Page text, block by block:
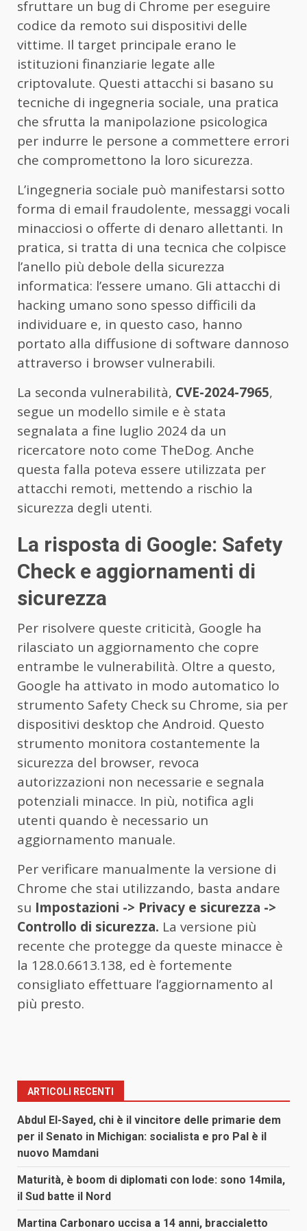
sfruttare un bug di Chrome per eseguire
codice da remoto sui dispositivi delle
vittime. Il target principale erano le
istituzioni finanziarie legate alle
criptovalute. Questi attacchi si basano su
tecniche di ingegneria sociale, una pratica
che sfrutta la manipolazione psicologica
per indurre le persone a commettere errori
che compromettono la loro sicurezza.
L’ingegneria sociale può manifestarsi sotto
forma di email fraudolente, messaggi vocali
minacciosi o offerte di denaro allettanti. In
pratica, si tratta di una tecnica che colpisce
l’anello più debole della sicurezza
informatica: l’essere umano. Gli attacchi di
hacking umano sono spesso difficili da
individuare e, in questo caso, hanno
portato alla diffusione di software dannoso
attraverso i browser vulnerabili.
La seconda vulnerabilità, CVE-2024-7965,
segue un modello simile e è stata
segnalata a fine luglio 2024 da un
ricercatore noto come TheDog. Anche
questa falla poteva essere utilizzata per
attacchi remoti, mettendo a rischio la
sicurezza degli utenti.
La risposta di Google: Safety
Check e aggiornamenti di
sicurezza
Per risolvere queste criticità, Google ha
rilasciato un aggiornamento che copre
entrambe le vulnerabilità. Oltre a questo,
Google ha attivato in modo automatico lo
strumento Safety Check su Chrome, sia per
dispositivi desktop che Android. Questo
strumento monitora costantemente la
sicurezza del browser, revoca
autorizzazioni non necessarie e segnala
potenziali minacce. In più, notifica agli
utenti quando è necessario un
aggiornamento manuale.
Per verificare manualmente la versione di
Chrome che stai utilizzando, basta andare
su Impostazioni -> Privacy e sicurezza ->
Controllo di sicurezza. La versione più
recente che protegge da queste minacce è
la 128.0.6613.138, ed è fortemente
consigliato effettuare l’aggiornamento al
più presto.
ARTICOLI RECENTI
Abdul El-Sayed, chi è il vincitore delle primarie dem
per il Senato in Michigan: socialista e pro Pal è il
nuovo Mamdani
Maturità, è boom di diplomati con lode: sono 14mila,
il Sud batte il Nord
Martina Carbonaro uccisa a 14 anni, braccialetto